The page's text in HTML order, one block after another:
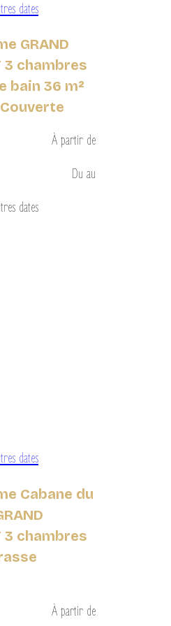
dates
GRAND
3 chambres
bain 36 m²
À partir de
Du au
dates
dates
Cabane du
3 chambres
À partir de